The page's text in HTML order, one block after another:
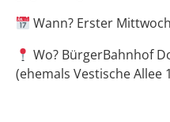
Wann? Erster
Wo? BürgerBahnhof
(ehemals Vestische Allee